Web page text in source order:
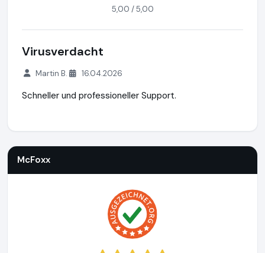
5,00 / 5,00
Virusverdacht
Martin B. 16.04.2026
Schneller und professioneller Support.
McFoxx